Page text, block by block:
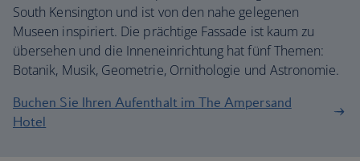
South Kensington und ist von den nahe gelegenen
Museen inspiriert. Die prächtige Fassade ist kaum zu
übersehen und die Inneneinrichtung hat fünf Themen:
Botanik, Musik, Geometrie, Ornithologie und Astronomie.
Buchen Sie Ihren Aufenthalt im The Ampersand
Hotel